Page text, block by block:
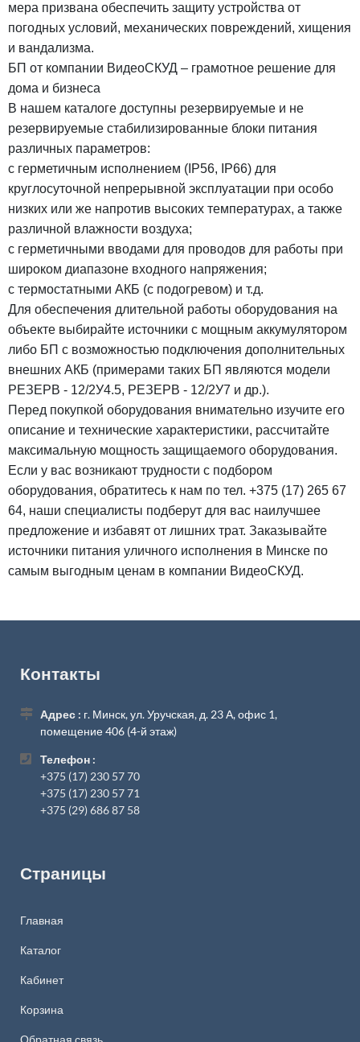
мера призвана обеспечить защиту устройства от
погодных условий, механических повреждений, хищения
и вандализма.
БП от компании ВидеоСКУД – грамотное решение для
дома и бизнеса
В нашем каталоге доступны резервируемые и не
резервируемые стабилизированные блоки питания
различных параметров:
с герметичным исполнением (IP56, IP66) для
круглосуточной непрерывной эксплуатации при особо
низких или же напротив высоких температурах, а также
различной влажности воздуха;
с герметичными вводами для проводов для работы при
широком диапазоне входного напряжения;
с термостатными АКБ (с подогревом) и т.д.
Для обеспечения длительной работы оборудования на
объекте выбирайте источники с мощным аккумулятором
либо БП с возможностью подключения дополнительных
внешних АКБ (примерами таких БП являются модели
РЕЗЕРВ - 12/2У4.5, РЕЗЕРВ - 12/2У7 и др.).
Перед покупкой оборудования внимательно изучите его
описание и технические характеристики, рассчитайте
максимальную мощность защищаемого оборудования.
Если у вас возникают трудности с подбором
оборудования, обратитесь к нам по тел. +375 (17) 265 67
64, наши специалисты подберут для вас наилучшее
предложение и избавят от лишних трат. Заказывайте
источники питания уличного исполнения в Минске по
самым выгодным ценам в компании ВидеоСКУД.
Контакты
Адрес : г. Минск, ул. Уручская, д. 23 А, офис 1,
помещение 406 (4-й этаж)
Телефон :
+375 (17) 230 57 70
+375 (17) 230 57 71
+375 (29) 686 87 58
Страницы
Главная
Каталог
Кабинет
Корзина